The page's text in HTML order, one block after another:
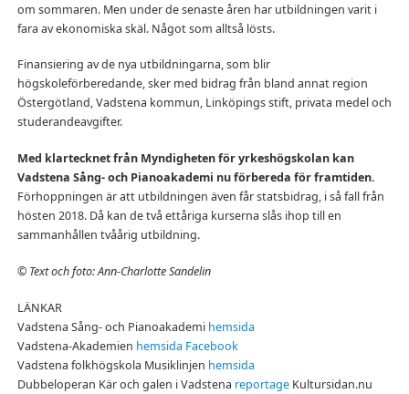
om sommaren. Men under de senaste åren har utbildningen varit i
fara av ekonomiska skäl. Något som alltså lösts.
Finansiering av de nya utbildningarna, som blir
högskoleförberedande, sker med bidrag från bland annat region
Östergötland, Vadstena kommun, Linköpings stift, privata medel och
studerandeavgifter.
Med klartecknet från Myndigheten för yrkeshögskolan kan
Vadstena Sång- och Pianoakademi nu förbereda för framtiden.
Förhoppningen är att utbildningen även får statsbidrag, i så fall från
hösten 2018. Då kan de två ettåriga kurserna slås ihop till en
sammanhållen tvåårig utbildning.
© Text och foto: Ann-Charlotte Sandelin
LÄNKAR
Vadstena Sång- och Pianoakademi hemsida
Vadstena-Akademien hemsida Facebook
Vadstena folkhögskola Musiklinjen hemsida
Dubbeloperan Kär och galen i Vadstena reportageKultursidan.nu